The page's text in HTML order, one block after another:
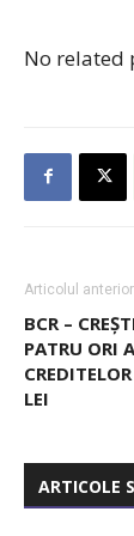
No related
Articolul anterior
BCR –
PATRU ORI
LEI
ARTICOLE